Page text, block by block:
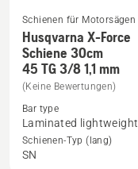
Mehr
Details
Husqvarna
Force
Schiene
Schienen für Motorsägen
Husqvarna X-Force
Schiene 30cm
45 TG 3/8 1,1 mm
(Keine Bewertungen)
Bar type
Laminated lightweight
Schienen-Typ (lang)
SN